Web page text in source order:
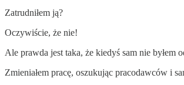
Zatrudniłem ją?
Oczywiście, że nie!
Ale prawda jest taka, że kiedyś sam nie byłem
Zmieniałem pracę, oszukując pracodawców i